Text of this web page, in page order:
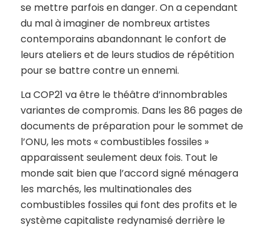
se mettre parfois en danger. On a cependant
du mal à imaginer de nombreux artistes
contemporains abandonnant le confort de
leurs ateliers et de leurs studios de répétition
pour se battre contre un ennemi.
La COP21 va être le théâtre d’innombrables
variantes de compromis. Dans les 86 pages de
documents de préparation pour le sommet de
l’ONU, les mots « combustibles fossiles »
apparaissent seulement deux fois. Tout le
monde sait bien que l’accord signé ménagera
les marchés, les multinationales des
combustibles fossiles qui font des profits et le
système capitaliste redynamisé derrière le